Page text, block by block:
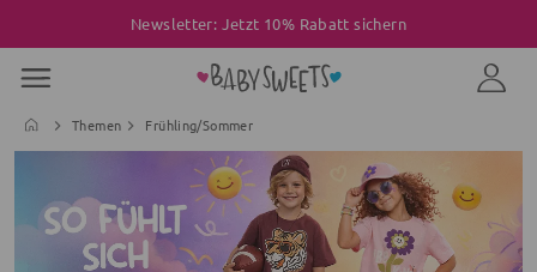
Newsletter: Jetzt 10% Rabatt sichern
Themen Frühling/Sommer